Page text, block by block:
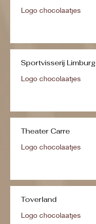
Logo chocolaatjes
Sportvisserij Limburg
Logo chocolaatjes
Theater Carre
Logo chocolaatjes
Toverland
Logo chocolaatjes